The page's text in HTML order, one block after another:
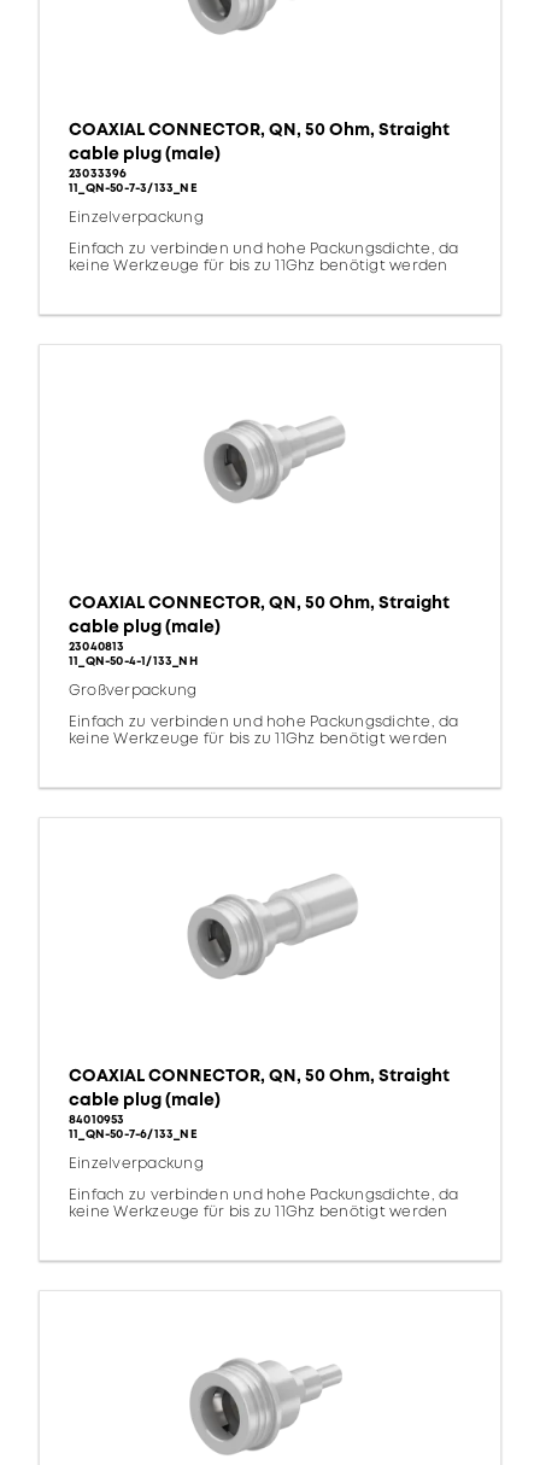
COAXIAL CONNECTOR, QN, 50 Ohm, Straight
cable plug (male)
23033396
11_QN-50-7-3/133_NE
Einzelverpackung
Einfach zu verbinden und hohe Packungsdichte, da
keine Werkzeuge für bis zu 11Ghz benötigt werden
COAXIAL CONNECTOR, QN, 50 Ohm, Straight
cable plug (male)
23040813
11_QN-50-4-1/133_NH
Großverpackung
Einfach zu verbinden und hohe Packungsdichte, da
keine Werkzeuge für bis zu 11Ghz benötigt werden
COAXIAL CONNECTOR, QN, 50 Ohm, Straight
cable plug (male)
84010953
11_QN-50-7-6/133_NE
Einzelverpackung
Einfach zu verbinden und hohe Packungsdichte, da
keine Werkzeuge für bis zu 11Ghz benötigt werden